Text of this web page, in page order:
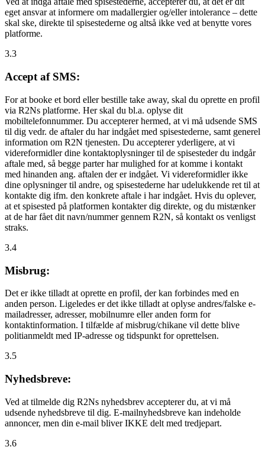
eget ansvar at informere om madallergier og/eller intolerance – dette
skal ske, direkte til spisestederne og altså ikke ved at benytte vores
platforme.
3.3
Accept af SMS:
For at booke et bord eller bestille take away, skal du oprette en profil
via R2Ns platforme. Her skal du bl.a. oplyse dit
mobiltelefonnummer. Du accepterer hermed, at vi må udsende SMS
til dig vedr. de aftaler du har indgået med spisestederne, samt generel
information om R2N tjenesten. Du accepterer yderligere, at vi
videreformidler dine kontaktoplysninger til de spisesteder du indgår
aftale med, så begge parter har mulighed for at komme i kontakt
med hinanden ang. aftalen der er indgået. Vi videreformidler ikke
dine oplysninger til andre, og spisestederne har udelukkende ret til at
kontakte dig ifm. den konkrete aftale i har indgået. Hvis du oplever,
at et spisested på platformen kontakter dig direkte, og du mistænker
at de har fået dit navn/nummer gennem R2N, så kontakt os venligst
straks.
3.4
Misbrug:
Det er ikke tilladt at oprette en profil, der kan forbindes med en
anden person. Ligeledes er det ikke tilladt at oplyse andres/falske e-
mailadresser, adresser, mobilnumre eller anden form for
kontaktinformation. I tilfælde af misbrug/chikane vil dette blive
politianmeldt med IP-adresse og tidspunkt for oprettelsen.
3.5
Nyhedsbreve:
Ved at tilmelde dig R2Ns nyhedsbrev accepterer du, at vi må
udsende nyhedsbreve til dig. E-mailnyhedsbreve kan indeholde
annoncer, men din e-mail bliver IKKE delt med tredjepart.
3.6